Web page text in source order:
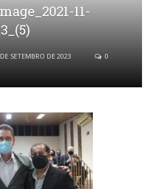
11-
SETEMBRO DE 2023
0